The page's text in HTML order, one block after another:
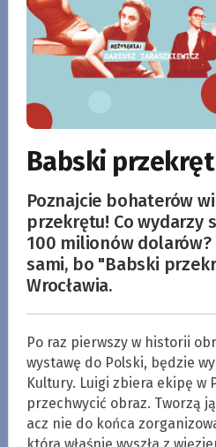
Babski
Poznajcie bohaterów
przekrętu! Co wydarzy
100 milionów dolarów?
sami, bo "Babski
Wrocławia.
Po raz pierwszy w historii
wystawę do Polski, będzie
Kultury. Luigi zbiera ekipę w
przechwycić obraz. Tworzą
acz nie do końca
która właśnie wyszła z